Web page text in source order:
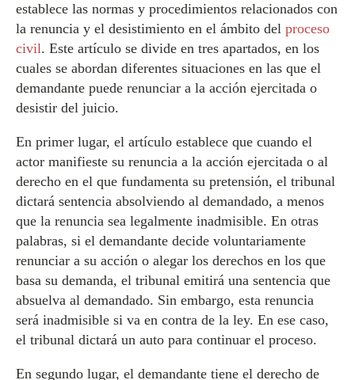
establece las normas y procedimientos relacionados con
la renuncia y el desistimiento en el ámbito del proceso
civil. Este artículo se divide en tres apartados, en los
cuales se abordan diferentes situaciones en las que el
demandante puede renunciar a la acción ejercitada o
desistir del juicio.
En primer lugar, el artículo establece que cuando el
actor manifieste su renuncia a la acción ejercitada o al
derecho en el que fundamenta su pretensión, el tribunal
dictará sentencia absolviendo al demandado, a menos
que la renuncia sea legalmente inadmisible. En otras
palabras, si el demandante decide voluntariamente
renunciar a su acción o alegar los derechos en los que
basa su demanda, el tribunal emitirá una sentencia que
absuelva al demandado. Sin embargo, esta renuncia
será inadmisible si va en contra de la ley. En ese caso,
el tribunal dictará un auto para continuar el proceso.
En segundo lugar, el demandante tiene el derecho de